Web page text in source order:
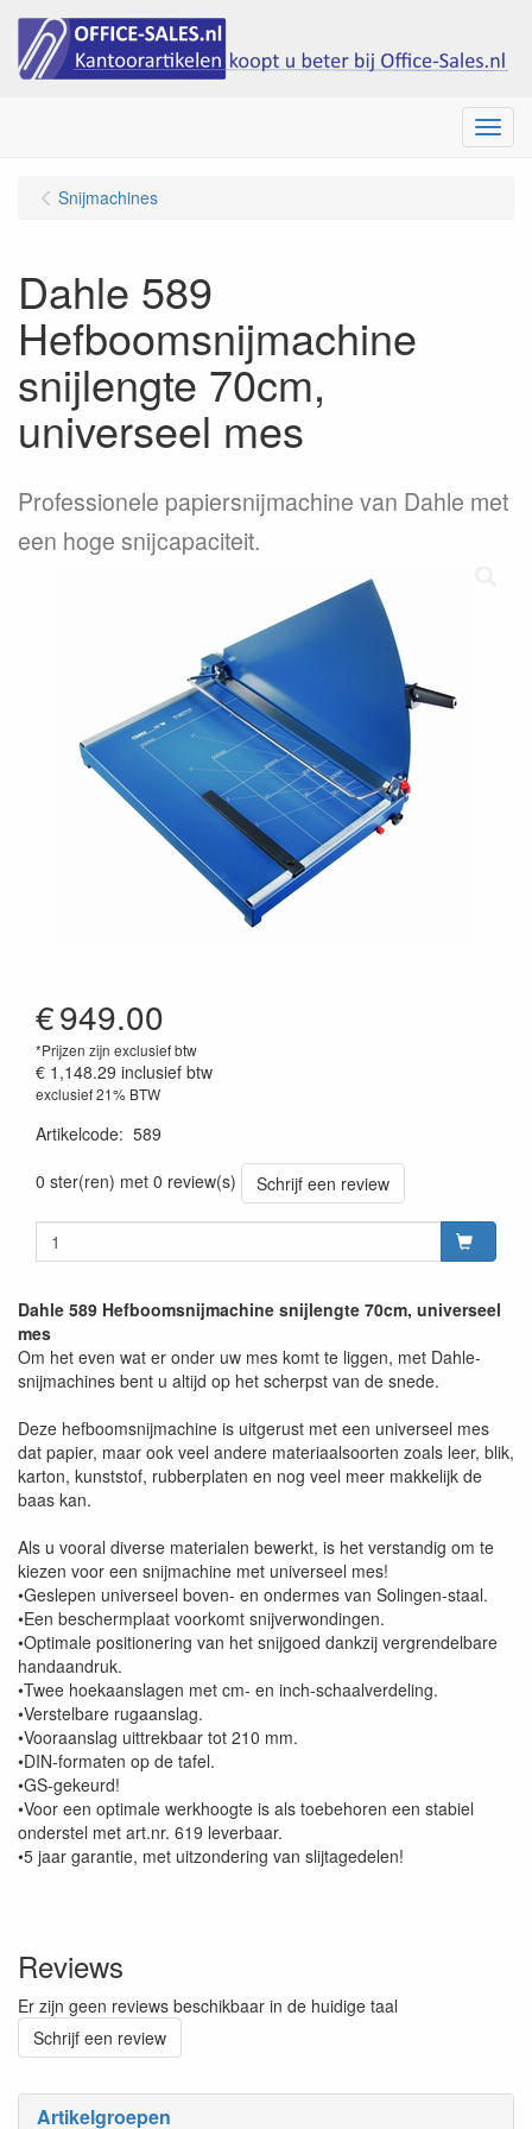
Menu
Artikelgroepen
Snijmachines
Dahle 589
Hefboomsnijmachine
snijlengte 70cm,
universeel mes
Professionele papiersnijmachine van Dahle met
een hoge snijcapaciteit.
€949.00
*Prijzen zijn exclusief btw
€ 1,148.29 inclusief btw
exclusief 21% BTW
Artikelcode: 589
0 ster(ren) met 0 review(s)
Schrijf een review
Dahle 589 Hefboomsnijmachine snijlengte 70cm, universeel
mes
Om het even wat er onder uw mes komt te liggen, met Dahle-
snijmachines bent u altijd op het scherpst van de snede.
Deze hefboomsnijmachine is uitgerust met een universeel mes
dat papier, maar ook veel andere materiaalsoorten zoals leer, blik,
karton, kunststof, rubberplaten en nog veel meer makkelijk de
baas kan.
Als u vooral diverse materialen bewerkt, is het verstandig om te
kiezen voor een snijmachine met universeel mes!
•Geslepen universeel boven- en ondermes van Solingen-staal.
•Een beschermplaat voorkomt snijverwondingen.
•Optimale positionering van het snijgoed dankzij vergrendelbare
handaandruk.
•Twee hoekaanslagen met cm- en inch-schaalverdeling.
•Verstelbare rugaanslag.
•Vooraanslag uittrekbaar tot 210 mm.
•DIN-formaten op de tafel.
•GS-gekeurd!
•Voor een optimale werkhoogte is als toebehoren een stabiel
onderstel met art.nr. 619 leverbaar.
•5 jaar garantie, met uitzondering van slijtagedelen!
Reviews
Er zijn geen reviews beschikbaar in de huidige taal
Schrijf een review